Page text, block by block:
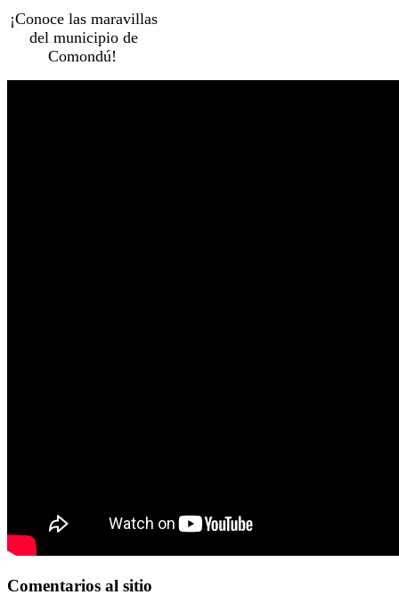
¡Conoce las maravillas
del municipio de
Comondú!
Comentarios al sitio